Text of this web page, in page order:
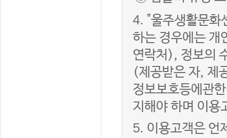
4. "울주생활문화
하는 경우에는 개
연락처), 정보의
(제공받은 자, 제
정보보호등에관
지해야 하며 이용
5. 이용고객은 언